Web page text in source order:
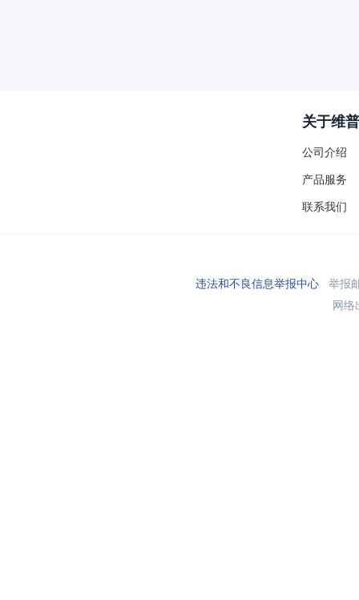
关于维普
公司介绍
产品服务
联系我们
违法和不良信息举报中心举报
网